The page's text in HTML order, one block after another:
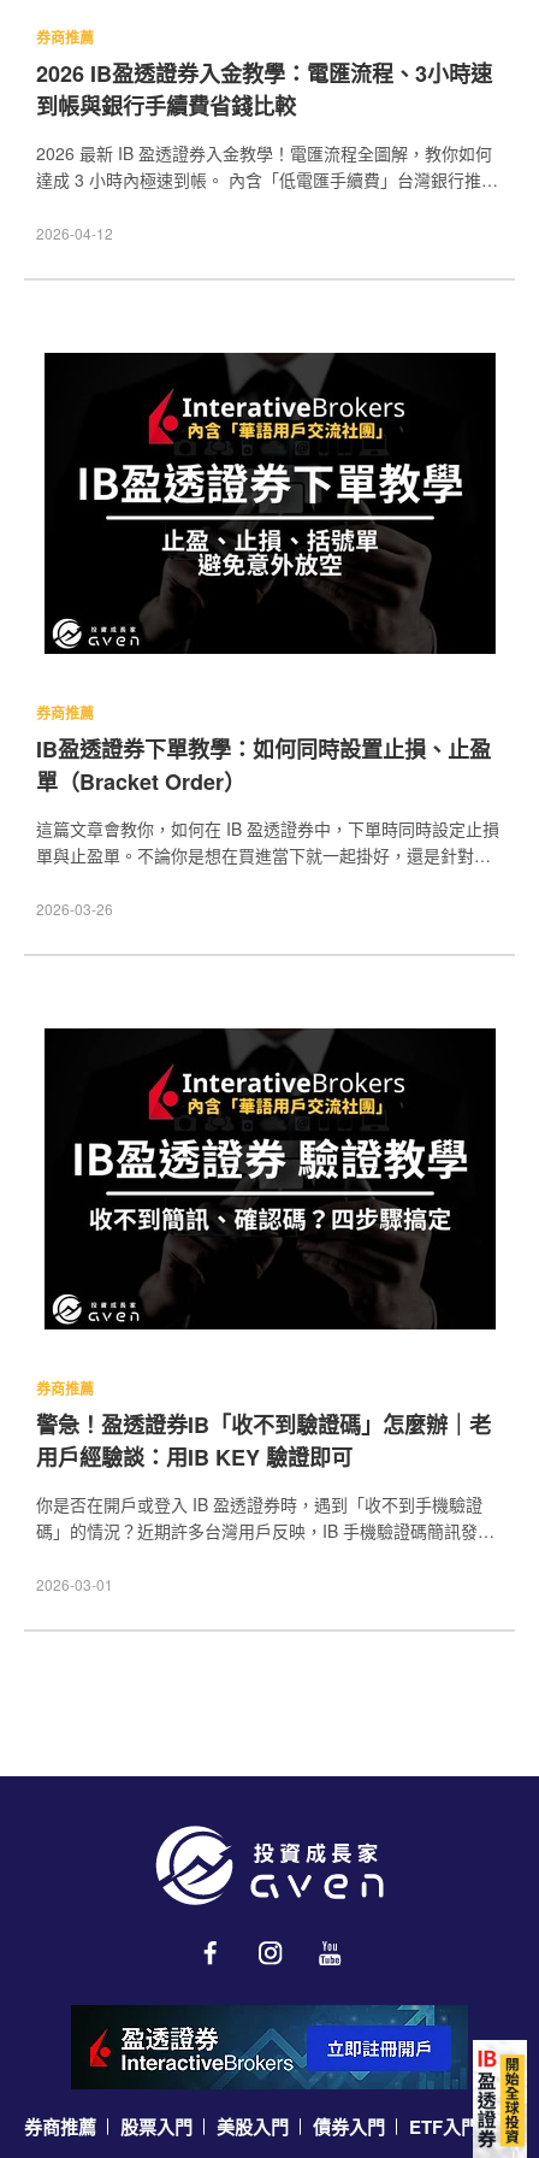
券商推薦
2026 IB盈透證券入金教學：電匯流程、3小時速
到帳與銀行手續費省錢比較
2026 最新 IB 盈透證券入金教學！電匯流程全圖解，教你如何
達成 3 小時內極速到帳。 內含「低電匯手續費」台灣銀行推
關。想知道哪家銀行電匯最划算？立即查看實戰心得！
2026-04-12
券商推薦
IB盈透證券下單教學：如何同時設置止損、止盈
單（Bracket Order）
這篇文章會教你，如何在 IB 盈透證券中，下單時同時設定止損
單與止盈單。不論你是想在買進當下就一起掛好，還是針對已
作。 另外我也會特別提醒你，如果設定方式錯誤，原本只是想
開這類常見問題。
2026-03-26
券商推薦
警急！盈透證券IB「收不到驗證碼」怎麼辦｜老
用戶經驗談：用IB KEY 驗證即可
你是否在開戶或登入 IB 盈透證券時，遇到「收不到手機驗證
碼」的情況？近期許多台灣用戶反映，IB 手機驗證碼簡訊發送
信商過濾，甚至 IB 自身的簡訊發送問題。 不用擔心！Caven告
IB Key 雙因
2026-03-01
券商推薦 股票入門 美股入門 債券入門
ETF入門